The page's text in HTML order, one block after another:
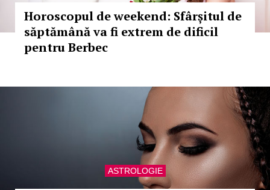
Horoscopul de weekend: Sfârșitul de
săptămână va fi extrem de dificil
pentru Berbec
ASTROLOGIE